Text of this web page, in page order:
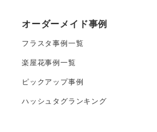
オーダーメイド事例
フラスタ事例一覧
楽屋花事例一覧
ピックアップ事例
ハッシュタグランキング